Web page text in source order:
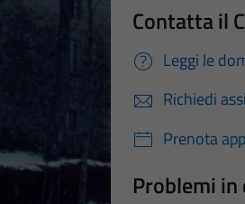
Contatta il
Leggi le
Richiedi
Prenota
Problemi